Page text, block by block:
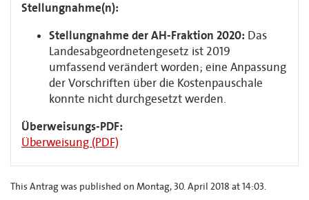
Stellungnahme(n):
Stellungnahme der AH-Fraktion 2020: Das
Landesabgeordnetengesetz ist 2019
umfassend verändert worden; eine Anpassung
der Vorschriften über die Kostenpauschale
konnte nicht durchgesetzt werden.
Überweisungs-PDF:
Überweisung (PDF)
This Antrag was published on Montag, 30. April 2018 at 14:03.